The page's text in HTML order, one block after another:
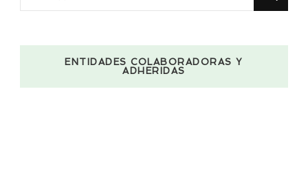
ENTIDADES COLABORADORAS Y
ADHERIDAS